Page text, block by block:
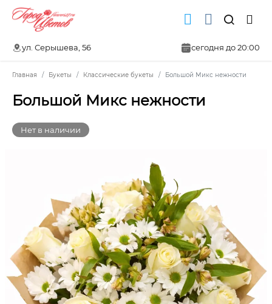
ул. Серышева, 56 сегодня до 20:00
Главная Букеты Классические букеты Большой Микс нежности
Большой Микс нежности
Нет в наличии